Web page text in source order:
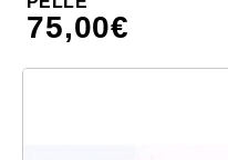
75,00€